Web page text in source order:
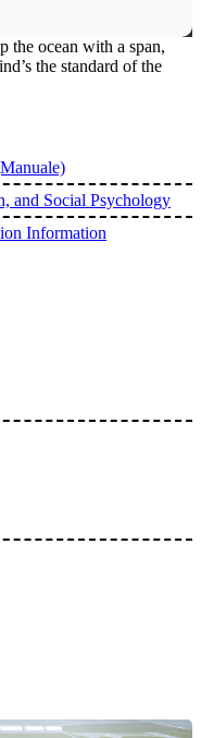
the ocean with a span,
the standard of the
and Social Psychology
Information